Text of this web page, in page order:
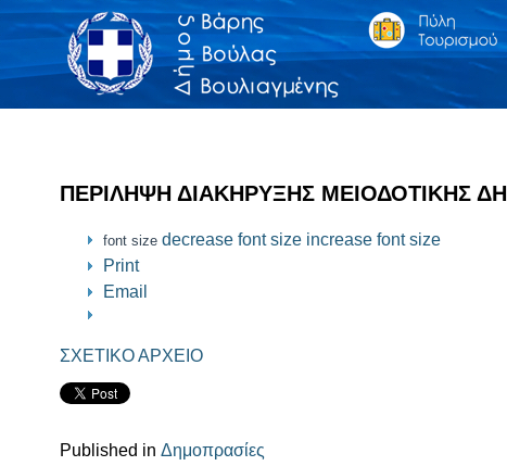
ΠΕΡΙΛΗΨΗ ΔΙΑΚΗΡΥΞΗΣ ΜΕΙΟΔΟΤΙΚΗΣ
font size decrease font size increase font size
Print
Email
ΣΧΕΤΙΚΟ ΑΡΧΕΙΟ
Published in Δημοπρασίες